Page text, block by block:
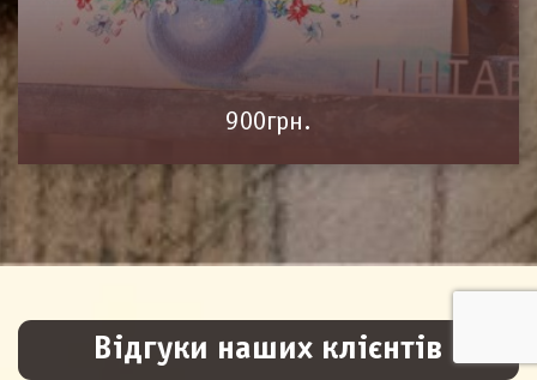
900грн.
Відгуки наших клієнтів